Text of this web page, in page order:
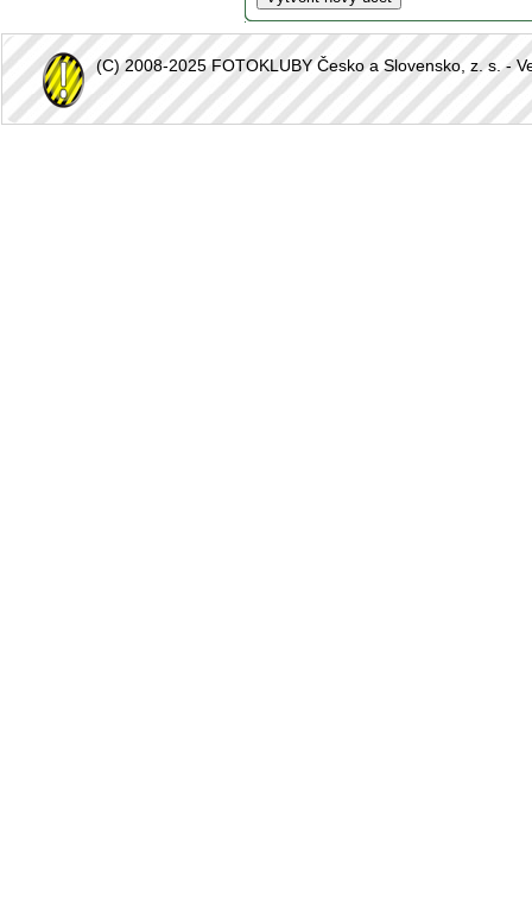
(C) 2008-2025 FOTOKLUBY Česko a Slovensko, z. s. -